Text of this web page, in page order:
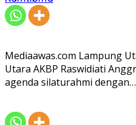
Mediaawas.com Lampung
Utara AKBP Raswidiati
agenda silaturahmi dengan…